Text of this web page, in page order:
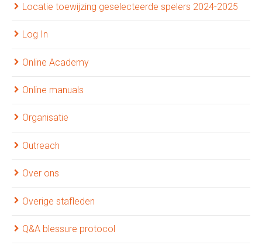
Locatie toewijzing geselecteerde spelers 2024-2025
Log In
Online Academy
Online manuals
Organisatie
Outreach
Over ons
Overige stafleden
Q&A blessure protocol